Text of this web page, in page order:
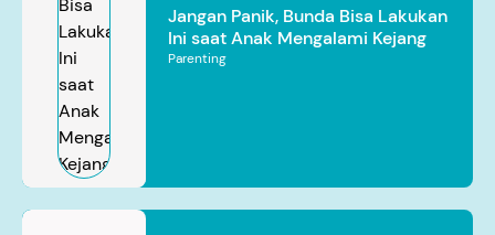
Jangan Panik, Bunda Bisa Lakukan
Ini saat Anak Mengalami Kejang
Parenting